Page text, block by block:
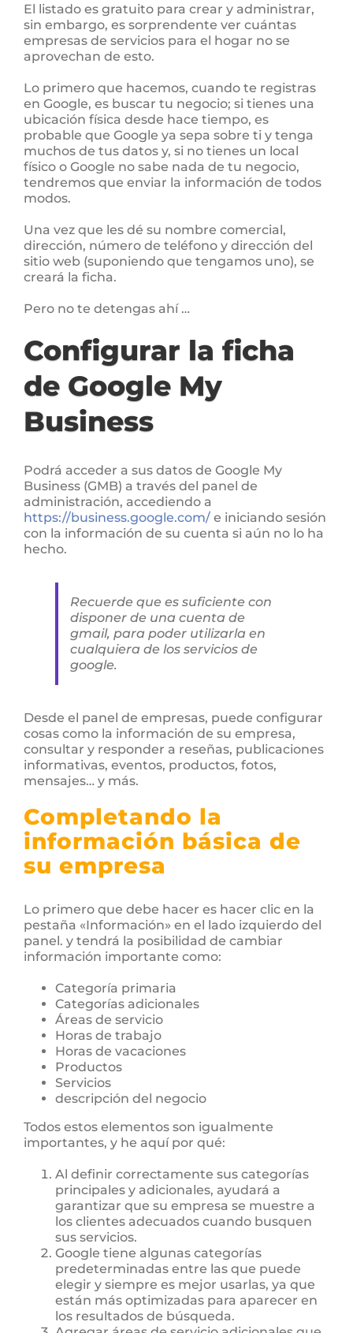
El listado es gratuito para crear y administrar,
sin embargo, es sorprendente ver cuántas
empresas de servicios para el hogar no se
aprovechan de esto.
Lo primero que hacemos, cuando te registras
en Google, es buscar tu negocio; si tienes una
ubicación física desde hace tiempo, es
probable que Google ya sepa sobre ti y tenga
muchos de tus datos y, si no tienes un local
físico o Google no sabe nada de tu negocio,
tendremos que enviar la información de todos
modos.
Una vez que les dé su nombre comercial,
dirección, número de teléfono y dirección del
sitio web (suponiendo que tengamos uno), se
creará la ficha.
Pero no te detengas ahí …
Configurar la ficha
de Google My
Business
Podrá acceder a sus datos de Google My
Business (GMB) a través del panel de
administración, accediendo a
https://business.google.com/ e iniciando sesión
con la información de su cuenta si aún no lo ha
hecho.
Recuerde que es suficiente con
disponer de una cuenta de
gmail, para poder utilizarla en
cualquiera de los servicios de
google.
Desde el panel de empresas, puede configurar
cosas como la información de su empresa,
consultar y responder a reseñas, publicaciones
informativas, eventos, productos, fotos,
mensajes… y más.
Completando la
información básica de
su empresa
Lo primero que debe hacer es hacer clic en la
pestaña «Información» en el lado izquierdo del
panel. y tendrá la posibilidad de cambiar
información importante como:
Categoría primaria
Categorías adicionales
Áreas de servicio
Horas de trabajo
Horas de vacaciones
Productos
Servicios
descripción del negocio
Todos estos elementos son igualmente
importantes, y he aquí por qué:
Al definir correctamente sus categorías
principales y adicionales, ayudará a
garantizar que su empresa se muestre a
los clientes adecuados cuando busquen
sus servicios.
Google tiene algunas categorías
predeterminadas entre las que puede
elegir y siempre es mejor usarlas, ya que
están más optimizadas para aparecer en
los resultados de búsqueda.